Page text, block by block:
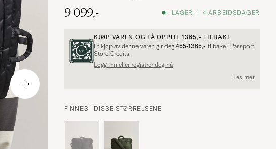
9 099,-
I LAGER, 1-4 ARBEIDSDAGER
KJØP VAREN OG FÅ OPPTIL1365,- TILBAKE
Et kjøp av denne varen gir deg 455-1365,- tilbake i Passport
Store Credits.
Logg inn eller registrer deg nå
Les mer
FINNES I DISSE STØRRELSENE